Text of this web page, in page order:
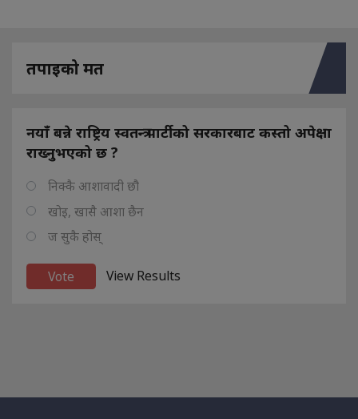
तपाइको मत
नयाँ बन्ने राष्ट्रिय स्वतन्त्र पार्टीको सरकारबाट कस्तो अपेक्षा
राख्नुभएको छ ?
निक्कै आशावादी छौ
खोइ, खासै आशा छैन
ज सुकै होस्
View Results